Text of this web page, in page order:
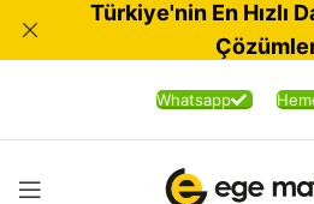
Whatsapp
Türkiye'nin En Hızlı